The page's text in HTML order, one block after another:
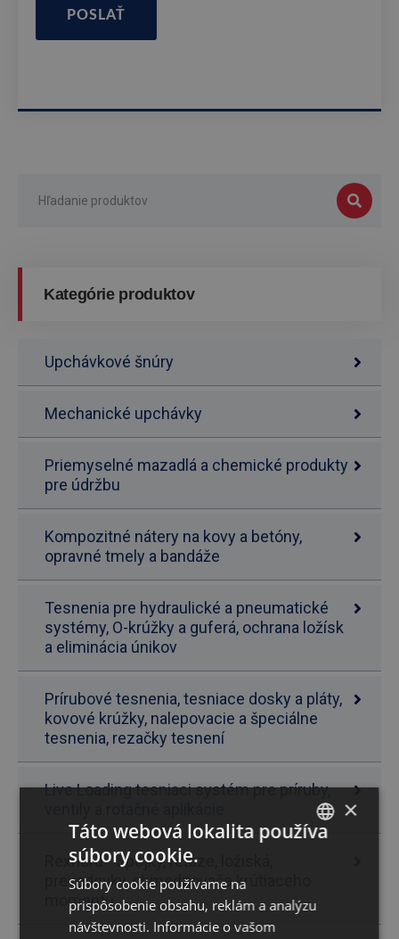
POSLAŤ
Kategórie produktov
Upchávkové šnúry
Mechanické upchávky
Priemyselné mazadlá a chemické produkty
pre údržbu
Kompozitné nátery na kovy a betóny,
opravné tmely a bandáže
Tesnenia pre hydraulické a pneumatické
systémy, O-krúžky a guferá, ochrana ložísk
a eliminácia únikov
Prírubové tesnenia, tesniace dosky a pláty,
kovové krúžky, nalepovacie a špeciálne
tesnenia, rezačky tesnení
Live Loading tesniaci systém pre príruby,
Rexnord - Spojky, reťaze, ložiská,
prevodovky, obmedzovače krútiaceho
momentu...
×
Táto webová lokalita používa
súbory cookie.
Súbory cookie používame na
prispôsobenie obsahu, reklám a analýzu
návštevnosti. Informácie o vašom